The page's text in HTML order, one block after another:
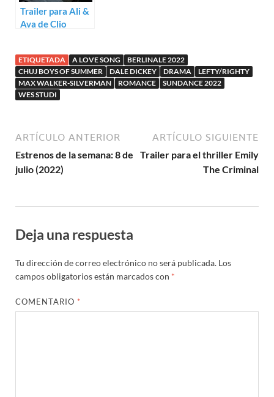
Trailer para Ali &
Ava de Clio
ETIQUETADA A LOVE SONG
BERLINALE 2022
CHUJ BOYS OF SUMMER
DALE DICKEY DRAMA
LEFTY/RIGHTY
MAX WALKER-SILVERMAN
ROMANCE
SUNDANCE 2022
WES STUDI
ARTÍCULO ANTERIOR
Estrenos de la semana: 8 de
julio (2022)
ARTÍCULO SIGUIENTE
Trailer para el thriller Emily
The Criminal
Deja una respuesta
Tu dirección de correo electrónico no será publicada. Los
campos obligatorios están marcados con *
COMENTARIO *